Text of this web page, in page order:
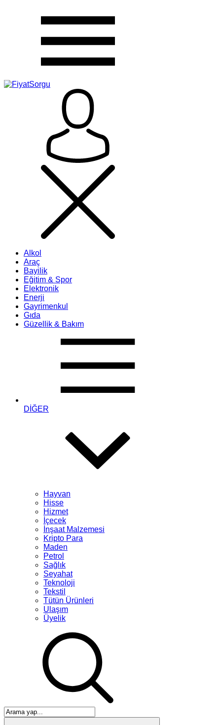
Alkol
Araç
Bayilik
Eğitim & Spor
Elektronik
Enerji
Gayrimenkul
Gıda
Güzellik & Bakım
DİĞER
Hayvan
Hisse
Hizmet
İçecek
İnşaat Malzemesi
Kripto Para
Maden
Petrol
Sağlık
Seyahat
Teknoloji
Tekstil
Tütün Ürünleri
Ulaşım
Üyelik